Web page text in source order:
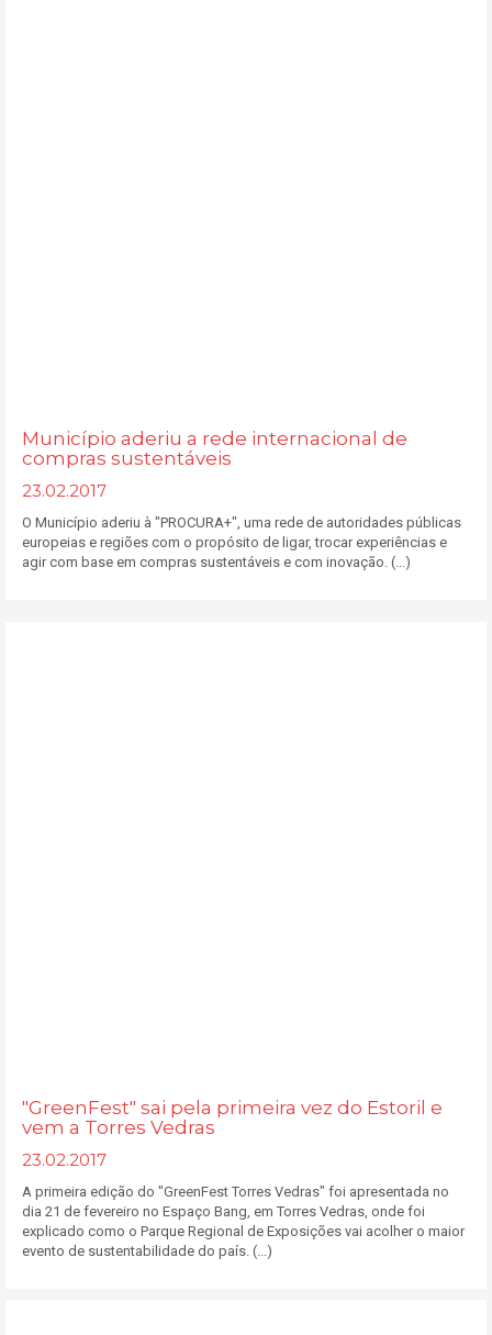
Município aderiu a rede internacional de
compras sustentáveis
23.02.2017
O Município aderiu à "PROCURA+", uma rede de autoridades públicas
europeias e regiões com o propósito de ligar, trocar experiências e
agir com base em compras sustentáveis e com inovação. (...)
"GreenFest" sai pela primeira vez do Estoril e
vem a Torres Vedras
23.02.2017
A primeira edição do "GreenFest Torres Vedras" foi apresentada no
dia 21 de fevereiro no Espaço Bang, em Torres Vedras, onde foi
explicado como o Parque Regional de Exposições vai acolher o maior
evento de sustentabilidade do país. (...)